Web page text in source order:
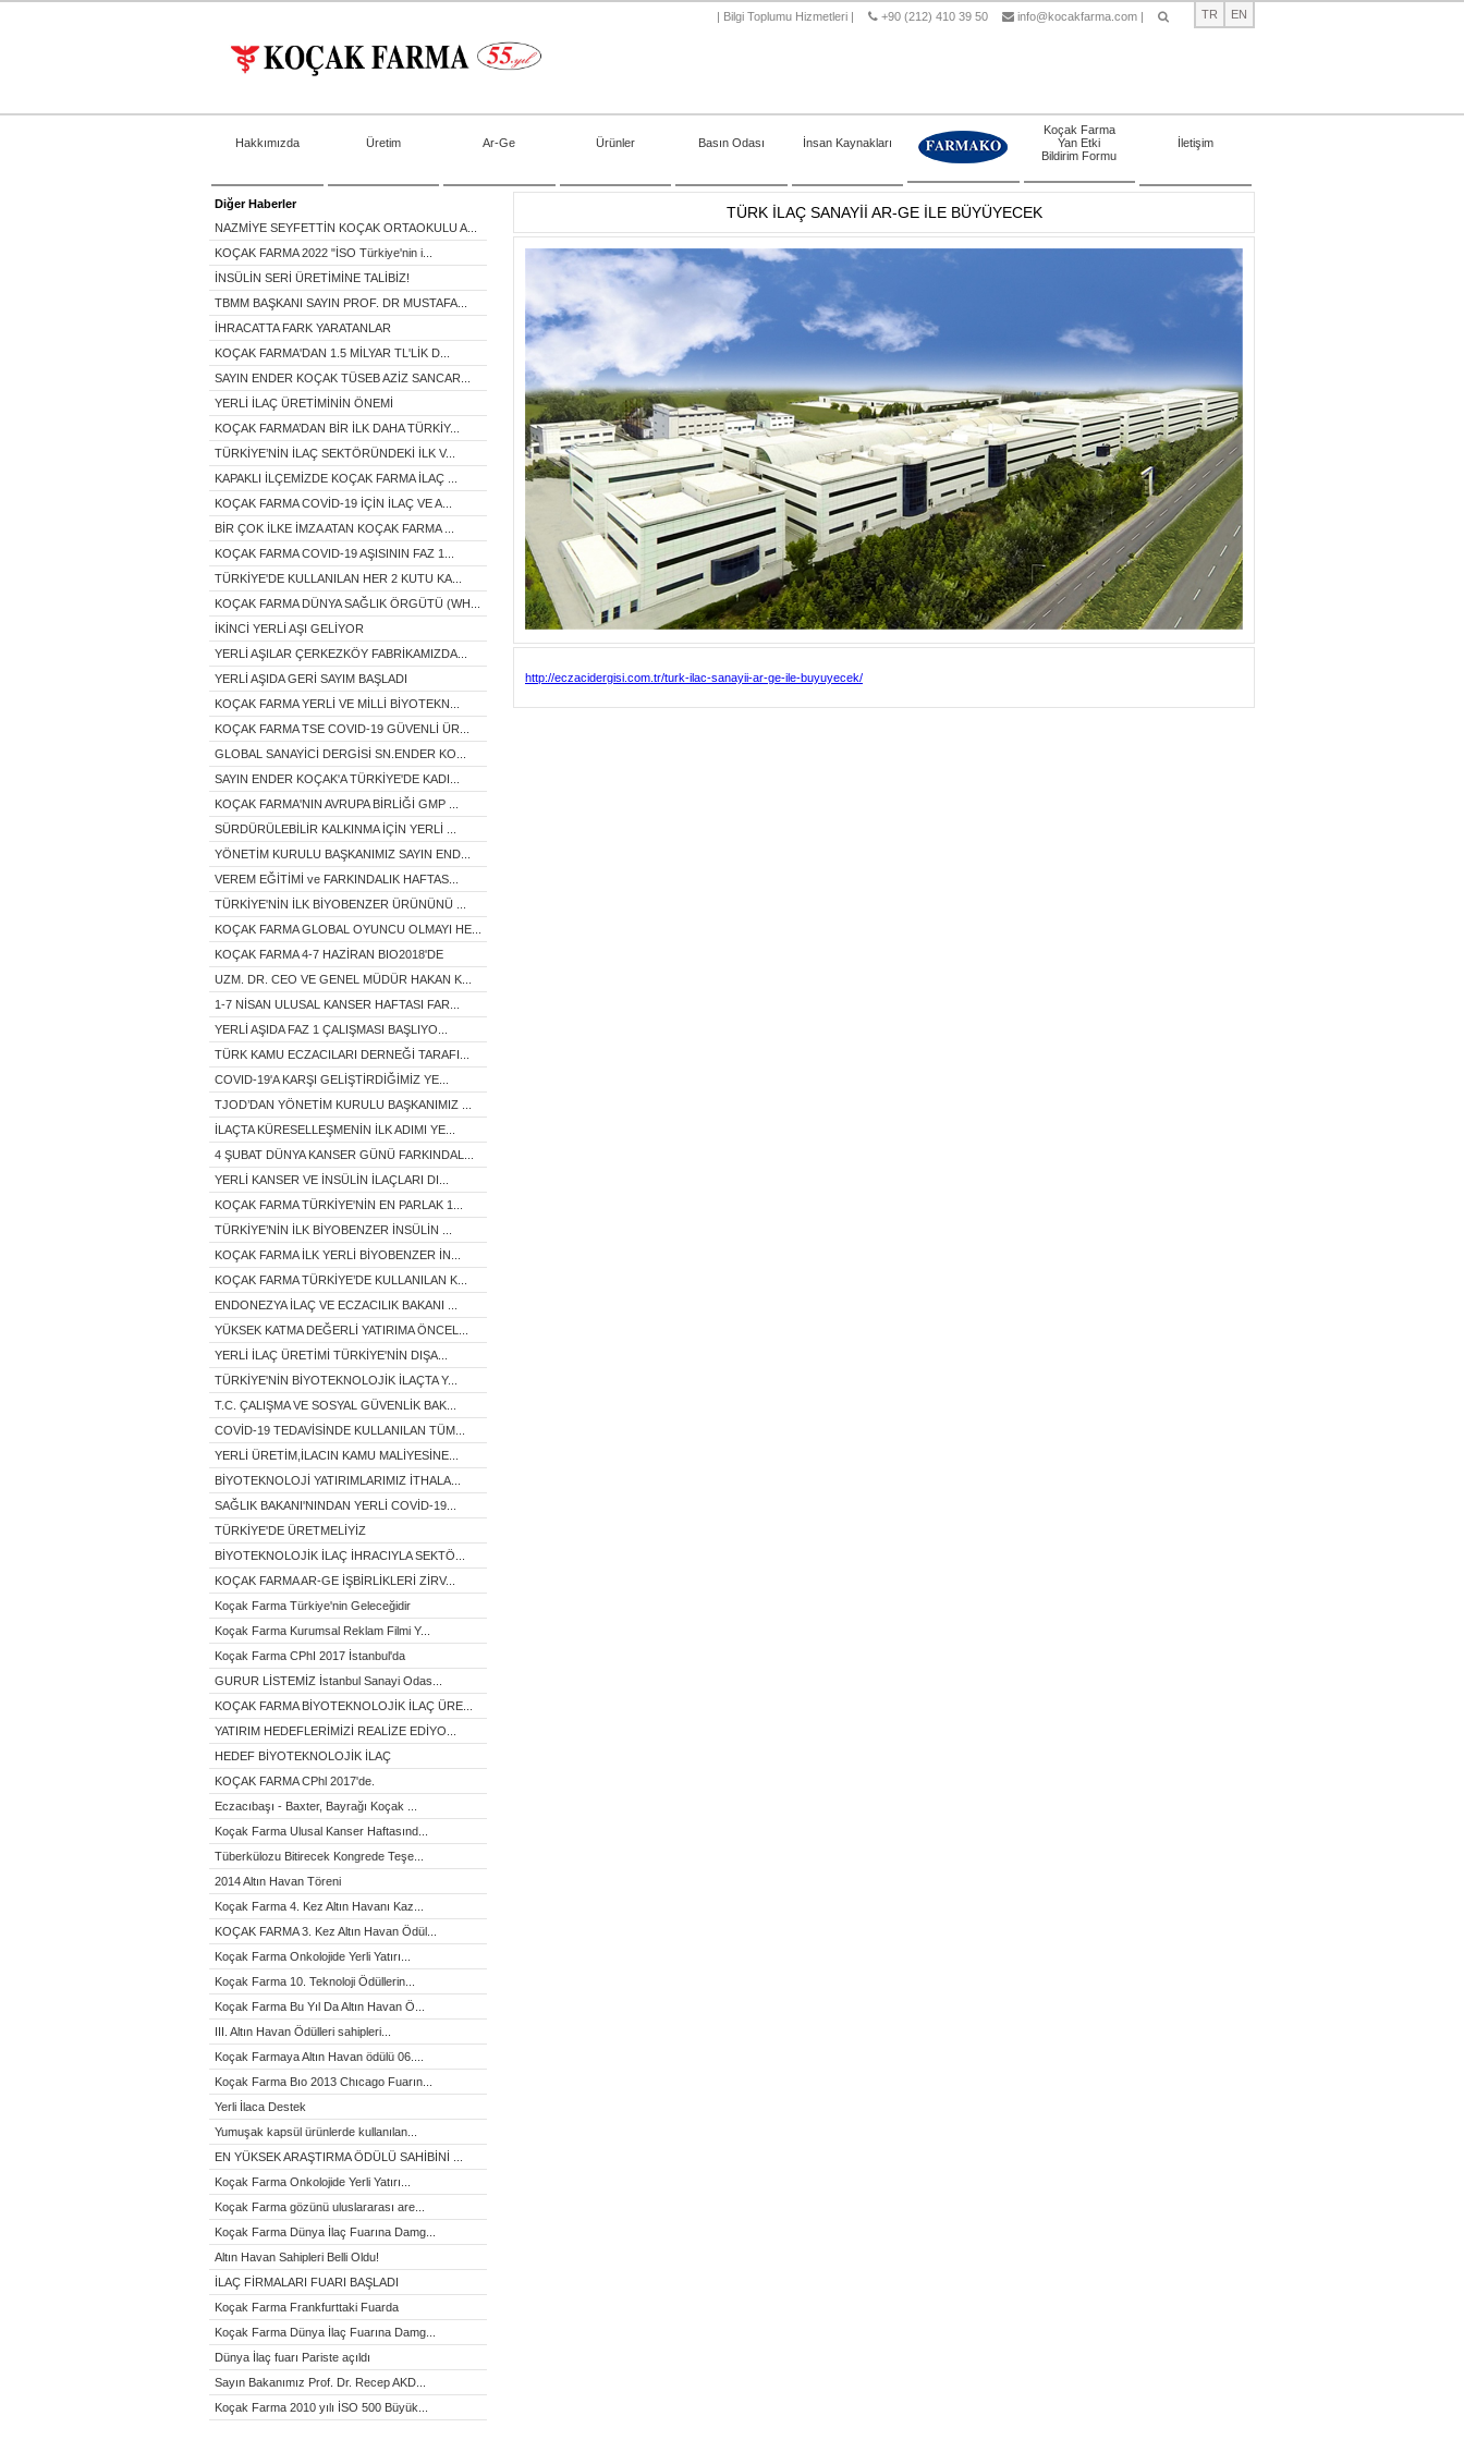
| Bilgi Toplumu Hizmetleri | +90 (212) 410 39 50 info@kocakfarma.com | TR EN
Hakkımızda Üretim Ar-Ge Ürünler Basın Odası İnsan Kaynakları
Koçak Farma
Yan Etki
Bildirim Formu
İletişim
Diğer Haberler
NAZMİYE SEYFETTİN KOÇAK ORTAOKULU A...
KOÇAK FARMA 2022 "İSO Türkiye'nin i...
İNSÜLİN SERİ ÜRETİMİNE TALİBİZ!
TBMM BAŞKANI SAYIN PROF. DR MUSTAFA...
İHRACATTA FARK YARATANLAR
KOÇAK FARMA'DAN 1.5 MİLYAR TL'LİK D...
SAYIN ENDER KOÇAK TÜSEB AZİZ SANCAR...
YERLİ İLAÇ ÜRETİMİNİN ÖNEMİ
KOÇAK FARMA’DAN BİR İLK DAHA TÜRKİY...
TÜRKİYE’NİN İLAÇ SEKTÖRÜNDEKİ İLK V...
KAPAKLI İLÇEMİZDE KOÇAK FARMA İLAÇ ...
KOÇAK FARMA COVİD-19 İÇİN İLAÇ VE A...
BİR ÇOK İLKE İMZA ATAN KOÇAK FARMA ...
KOÇAK FARMA COVID-19 AŞISININ FAZ 1...
TÜRKİYE'DE KULLANILAN HER 2 KUTU KA...
KOÇAK FARMA DÜNYA SAĞLIK ÖRGÜTÜ (WH...
İKİNCİ YERLİ AŞI GELİYOR
YERLİ AŞILAR ÇERKEZKÖY FABRİKAMIZDA...
YERLİ AŞIDA GERİ SAYIM BAŞLADI
KOÇAK FARMA YERLİ VE MİLLİ BİYOTEKN...
KOÇAK FARMA TSE COVID-19 GÜVENLİ ÜR...
GLOBAL SANAYİCİ DERGİSİ SN.ENDER KO...
SAYIN ENDER KOÇAK'A TÜRKİYE'DE KADI...
KOÇAK FARMA'NIN AVRUPA BİRLİĞİ GMP ...
SÜRDÜRÜLEBİLİR KALKINMA İÇİN YERLİ ...
YÖNETİM KURULU BAŞKANIMIZ SAYIN END...
VEREM EĞİTİMİ ve FARKINDALIK HAFTAS...
TÜRKİYE'NİN İLK BİYOBENZER ÜRÜNÜNÜ ...
KOÇAK FARMA GLOBAL OYUNCU OLMAYI HE...
KOÇAK FARMA 4-7 HAZİRAN BIO2018'DE
UZM. DR. CEO VE GENEL MÜDÜR HAKAN K...
1-7 NİSAN ULUSAL KANSER HAFTASI FAR...
YERLİ AŞIDA FAZ 1 ÇALIŞMASI BAŞLIYO...
TÜRK KAMU ECZACILARI DERNEĞİ TARAFI...
COVID-19'A KARŞI GELİŞTİRDİĞİMİZ YE...
TJOD’DAN YÖNETİM KURULU BAŞKANIMIZ ...
İLAÇTA KÜRESELLEŞMENİN İLK ADIMI YE...
4 ŞUBAT DÜNYA KANSER GÜNÜ FARKINDAL...
YERLİ KANSER VE İNSÜLİN İLAÇLARI DI...
KOÇAK FARMA TÜRKİYE'NİN EN PARLAK 1...
TÜRKİYE’NİN İLK BİYOBENZER İNSÜLİN ...
KOÇAK FARMA İLK YERLİ BİYOBENZER İN...
KOÇAK FARMA TÜRKİYE’DE KULLANILAN K...
ENDONEZYA İLAÇ VE ECZACILIK BAKANI ...
YÜKSEK KATMA DEĞERLİ YATIRIMA ÖNCEL...
YERLİ İLAÇ ÜRETİMİ TÜRKİYE'NİN DIŞA...
TÜRKİYE'NİN BİYOTEKNOLOJİK İLAÇTA Y...
T.C. ÇALIŞMA VE SOSYAL GÜVENLİK BAK...
COVİD-19 TEDAVİSİNDE KULLANILAN TÜM...
YERLİ ÜRETİM,İLACIN KAMU MALİYESİNE...
BİYOTEKNOLOJİ YATIRIMLARIMIZ İTHALA...
SAĞLIK BAKANI'NINDAN YERLİ COVİD-19...
TÜRKİYE'DE ÜRETMELİYİZ
BİYOTEKNOLOJİK İLAÇ İHRACIYLA SEKTÖ...
KOÇAK FARMA AR-GE İŞBİRLİKLERİ ZİRV...
Koçak Farma Türkiye'nin Geleceğidir
Koçak Farma Kurumsal Reklam Filmi Y...
Koçak Farma CPhI 2017 İstanbul'da
GURUR LİSTEMİZ İstanbul Sanayi Odas...
KOÇAK FARMA BİYOTEKNOLOJİK İLAÇ ÜRE...
YATIRIM HEDEFLERİMİZİ REALİZE EDİYO...
HEDEF BİYOTEKNOLOJİK İLAÇ
KOÇAK FARMA CPhl 2017'de.
Eczacıbaşı - Baxter, Bayrağı Koçak ...
Koçak Farma Ulusal Kanser Haftasınd...
Tüberkülozu Bitirecek Kongrede Teşe...
2014 Altın Havan Töreni
Koçak Farma 4. Kez Altın Havanı Kaz...
KOÇAK FARMA 3. Kez Altın Havan Ödül...
Koçak Farma Onkolojide Yerli Yatırı...
Koçak Farma 10. Teknoloji Ödüllerin...
Koçak Farma Bu Yıl Da Altın Havan Ö...
III. Altın Havan Ödülleri sahipleri...
Koçak Farmaya Altın Havan ödülü 06....
Koçak Farma Bıo 2013 Chıcago Fuarın...
Yerli İlaca Destek
Yumuşak kapsül ürünlerde kullanılan...
EN YÜKSEK ARAŞTIRMA ÖDÜLÜ SAHİBİNİ ...
Koçak Farma Onkolojide Yerli Yatırı...
Koçak Farma gözünü uluslararası are...
Koçak Farma Dünya İlaç Fuarına Damg...
Altın Havan Sahipleri Belli Oldu!
İLAÇ FİRMALARI FUARI BAŞLADI
Koçak Farma Frankfurttaki Fuarda
Koçak Farma Dünya İlaç Fuarına Damg...
Dünya İlaç fuarı Pariste açıldı
Sayın Bakanımız Prof. Dr. Recep AKD...
Koçak Farma 2010 yılı İSO 500 Büyük...
TÜRK İLAÇ SANAYİİ AR-GE İLE BÜYÜYECEK
http://eczacidergisi.com.tr/turk-ilac-sanayii-ar-ge-ile-buyuyecek/